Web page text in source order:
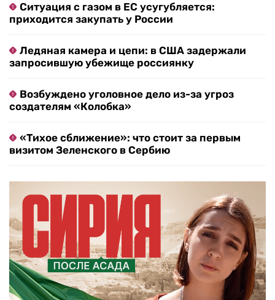
Ситуация с газом в ЕС усугубляется:
приходится закупать у России
Ледяная камера и цепи: в США задержали
запросившую убежище россиянку
Возбуждено уголовное дело из-за угроз
создателям «Колобка»
«Тихое сближение»: что стоит за первым
визитом Зеленского в Сербию